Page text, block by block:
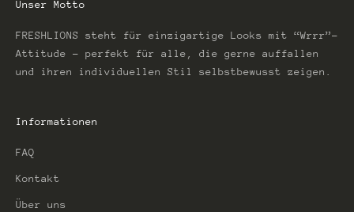
Unser Motto
FRESHLIONS steht für einzigartige Looks mit “Wrrr”-
Attitude – perfekt für alle, die gerne auffallen
und ihren individuellen Stil selbstbewusst zeigen.
Informationen
FAQ
Kontakt
Über uns